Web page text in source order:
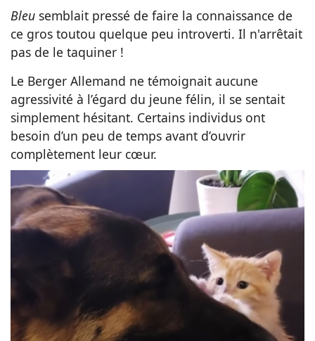
Bleu semblait pressé de faire la connaissance de
ce gros toutou quelque peu introverti. Il n'arrêtait
pas de le taquiner !
Le Berger Allemand ne témoignait aucune
agressivité à l’égard du jeune félin, il se sentait
simplement hésitant. Certains individus ont
besoin d’un peu de temps avant d’ouvrir
complètement leur cœur.